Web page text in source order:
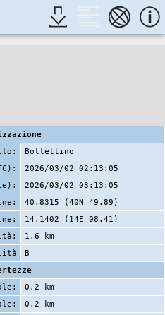
Bollettino
2026/03/02 02:13:05
2026/03/02 03:13:05
40.8315 (40N 49.89)
14.1402 (14E 08.41)
1.6 km
B
0.2 km
0.2 km